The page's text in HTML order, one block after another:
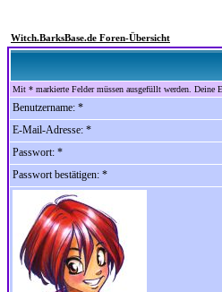
Witch.BarksBase.de Foren-Übersicht
Mit * markierte Felder müssen ausgefüllt werden. Deine
Benutzername: *
E-Mail-Adresse: *
Passwort: *
Passwort bestätigen: *